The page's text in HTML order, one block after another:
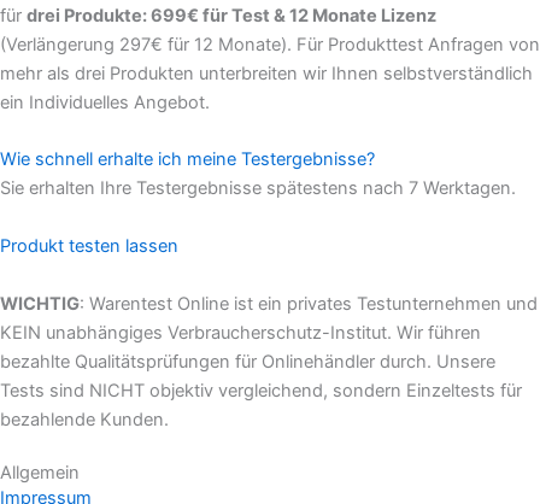
für drei Produkte: 699€ für Test & 12 Monate Lizenz
(Verlängerung 297€ für 12 Monate). Für Produkttest Anfragen von
mehr als drei Produkten unterbreiten wir Ihnen selbstverständlich
ein Individuelles Angebot.
Wie schnell erhalte ich meine Testergebnisse?
Sie erhalten Ihre Testergebnisse spätestens nach 7 Werktagen.
Produkt testen lassen
WICHTIG: Warentest Online ist ein privates Testunternehmen und
KEIN unabhängiges Verbraucherschutz-Institut. Wir führen
bezahlte Qualitätsprüfungen für Onlinehändler durch. Unsere
Tests sind NICHT objektiv vergleichend, sondern Einzeltests für
bezahlende Kunden.
Allgemein
Impressum